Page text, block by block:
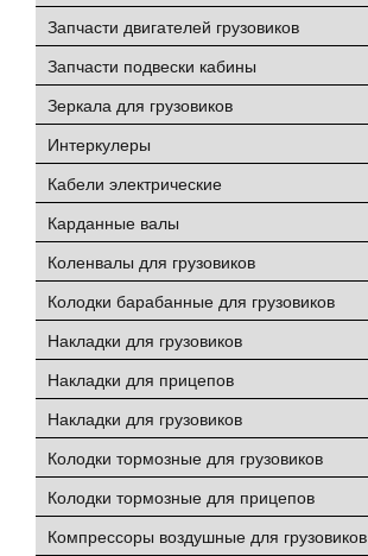
Запчасти двигателей грузовиков
Запчасти подвески кабины
Зеркала для грузовиков
Интеркулеры
Кабели электрические
Карданные валы
Коленвалы для грузовиков
Колодки барабанные для грузовиков
Накладки для грузовиков
Накладки для прицепов
Накладки для грузовиков
Колодки тормозные для грузовиков
Колодки тормозные для прицепов
Компрессоры воздушные для грузовиков